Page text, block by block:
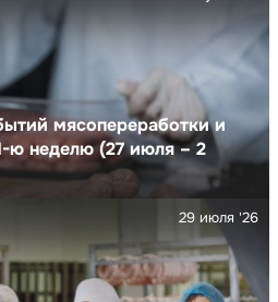
мясопереработки и
ю неделю (27 июля – 2
29 июля '26